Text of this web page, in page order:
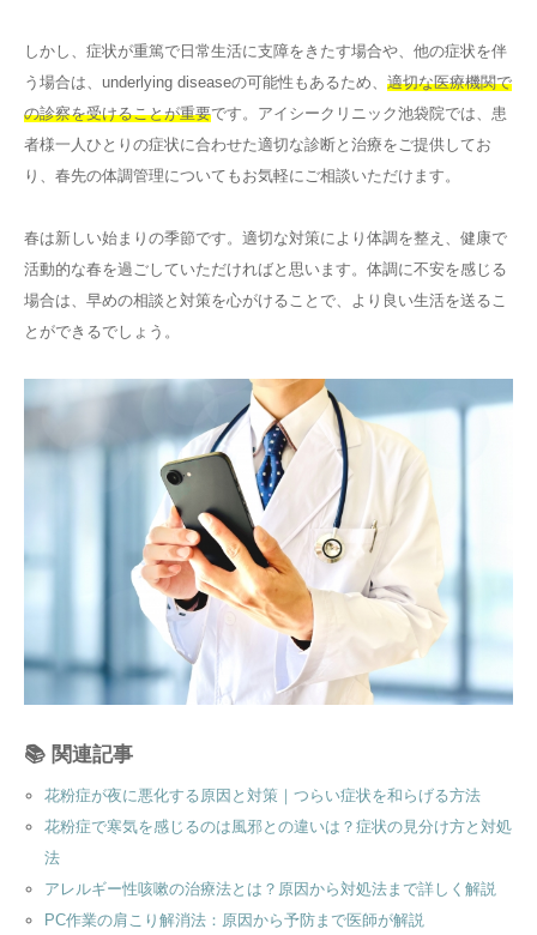
しかし、症状が重篤で日常生活に支障をきたす場合や、他の症状を伴
う場合は、underlying diseaseの可能性もあるため、 適切な医療機関で
の診察を受けることが重要です。アイシークリニック池袋院では、患
者様一人ひとりの症状に合わせた適切な診断と治療をご提供してお
り、春先の体調管理についてもお気軽にご相談いただけます。
春は新しい始まりの季節です。適切な対策により体調を整え、健康で
活動的な春を過ごしていただければと思います。体調に不安を感じる
場合は、早めの相談と対策を心がけることで、より良い生活を送るこ
とができるでしょう。
📚 関連記事
花粉症が夜に悪化する原因と対策｜つらい症状を和らげる方法
花粉症で寒気を感じるのは風邪との違いは？症状の見分け方と対処
法
アレルギー性咳嗽の治療法とは？原因から対処法まで詳しく解説
PC作業の肩こり解消法：原因から予防まで医師が解説